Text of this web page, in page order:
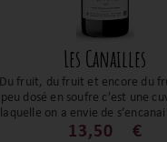
Les Canailles
Du fruit, du fruit et encore du
peu dosé en soufre c’est une
laquelle on a envie de
arômes de fraise et de cassis,
13,50 €